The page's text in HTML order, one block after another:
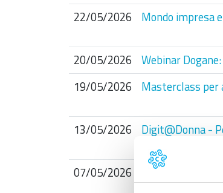
22/05/2026 Mondo impresa
20/05/2026
Webinar
19/05/2026
Masterclass per
13/05/2026
Digit@Donna -
donne che
07/05/2026
Corso di